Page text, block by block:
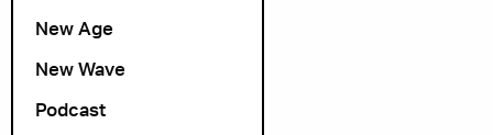
New Age
New Wave
Podcast